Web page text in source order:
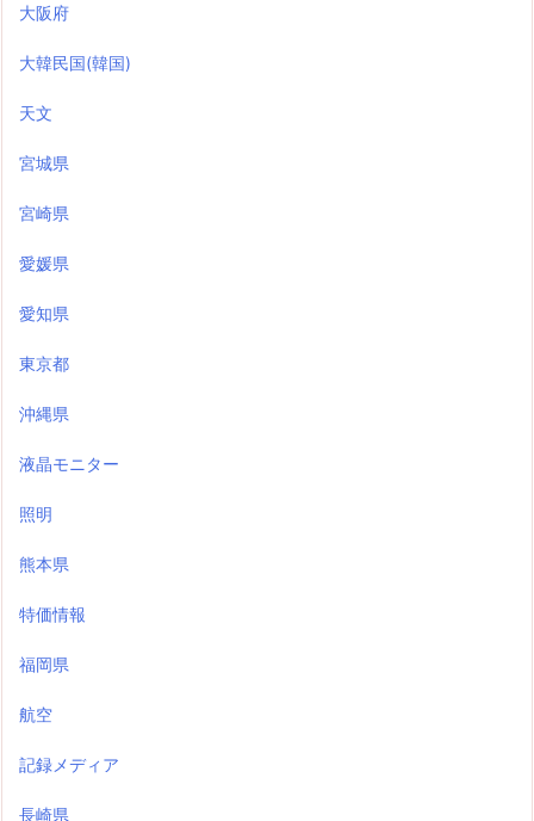
大阪府
大韓民国(韓国)
天文
宮城県
宮崎県
愛媛県
愛知県
東京都
沖縄県
液晶モニター
照明
熊本県
特価情報
福岡県
航空
記録メディア
長崎県